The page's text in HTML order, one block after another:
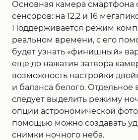
Основная камера смартфона
сенсоров: на 12,2 и 16
Поддерживается режим
реальном времени, с его
будет узнать «финишный»
еще до нажатия затвора
возможность настройки
и баланса белого. Отдельное
следует выделить режиму
опции астрономической
помощью можно создавать
снимки ночного неба.